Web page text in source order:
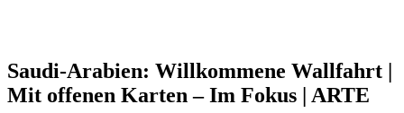
Saudi-Arabien: Willkommene Wallfahrt |
Mit offenen Karten – Im Fokus | ARTE